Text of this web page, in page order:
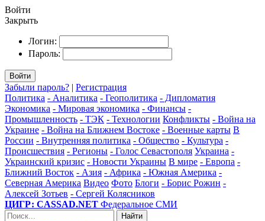
Войти
Закрыть
Логин:
Пароль:
Войти
Забыли пароль? | Регистрация
Политика - Аналитика - Геополитика - Дипломатия
Экономика - Мировая экономика - Финансы -
Промышленность - ТЭК - Технологии Конфликты - Война на
Украине - Война на Ближнем Востоке - Военные карты В
России - Внутренняя политика - Общество - Культура -
Происшествия - Регионы - Голос Севастополя Украина -
Украинский кризис - Новости Украины В мире - Европа -
Ближний Восток - Азия - Африка - Южная Америка -
Северная Америка Видео Фото Блоги - Борис Рожин -
Алексей Зотьев - Сергей Колясников
ЦИГР: CASSAD.NET Федеральное СМИ
Найти